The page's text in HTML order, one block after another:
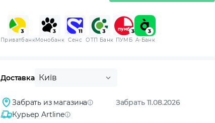
ПриватбанкМонобанк Сенс ОТП Банк ПУМБ A-Банк
Доставка Київ
Забрать из магазина Забрать 11.08.2026
Курьер Artline